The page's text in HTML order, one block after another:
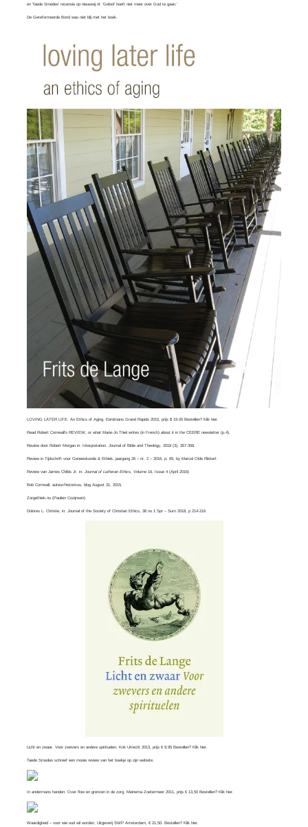
enTaede Smedes’ recensieop nieuwwij.nl: ‘Geloof hoeft niet meer over God te gaan.’
De Gereformeerde Bond wasniet blij met het boek.
LOVING LATER LIFE. An Ethics of Aging. Eerdmans Grand Rapids 2015, prijs $ 19.00 Bestellen? Klikhier
ReadRobert Cornwall’s REVIEW , or whatMarie-Jo Thiel writes (in French) about it in the CEERE newsletter (p.4).
Review door Robert Morgan in:Interpretation. Journal of Bible and Theology , 2018 (3), 357-358.
Review in Tijdschrift voor Geneeskunde & Ethiek, jaargang 26 – nr. 2 – 2016, p. 65, byMarcel Olde Rikkert
Review van James Childs Jr . in: Journal of Lutheran Ethics,Volume 16, Issue 4​ (April 2016)
Bob Cornwall , auteur/historicus, blog August 31, 2015.
Zorgethiek.nu (Paulien Cozijnsen)
Dolores L. Christie, in: Journal of the Society of Christian Ethics , 38 no 1 Spr – Sum 2018, p 214-216
Licht en zwaar. Voor zwevers en andere spirituelen. Kok Utrecht 2013, prijs € 9,95 Bestellen? Klikhier
Taede Smedes schreef een mooie review van het boekje op zijnwebsite
In andermans handen. Over flow en grenzen in de zorg. Meinema Zoetermeer 2011, prijs € 13,50 Bestellen? Klikhier
Waardigheid – voor wie oud wil worden, Uitgeverij SWP Amsterdam, € 21,50. Bestellen? Klikhier